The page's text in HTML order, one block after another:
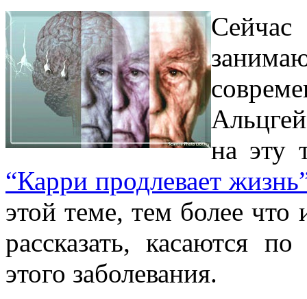
на эту
“Карри продлевает
этой теме, тем более что
рассказать, касаются
этого заболевания.